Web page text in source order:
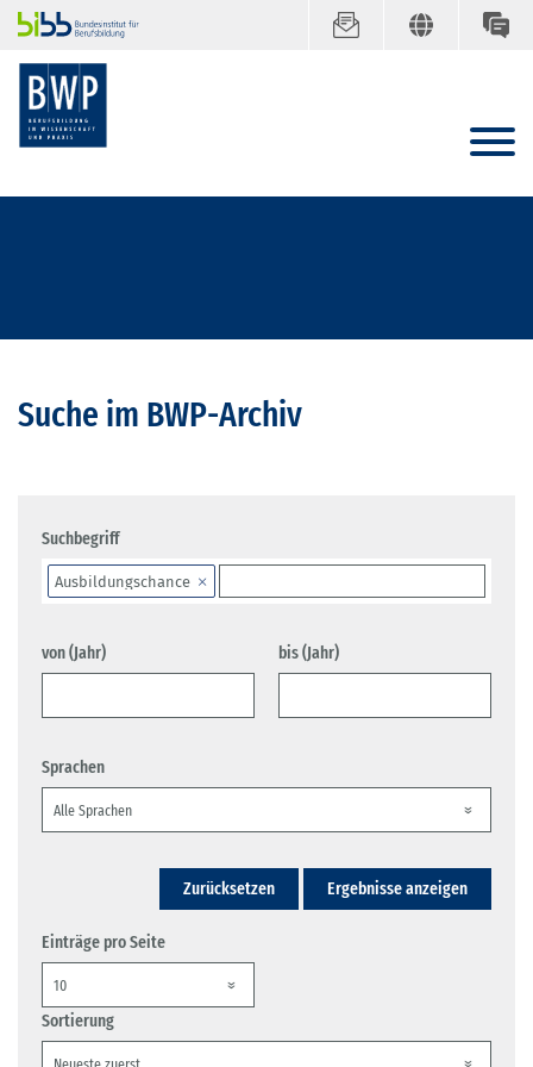
Suche im BWP-Archiv
Suchbegriff
Ausbildungschance
von (Jahr) bis (Jahr)
Sprachen
Zurücksetzen Ergebnisse anzeigen
Einträge pro Seite
Sortierung